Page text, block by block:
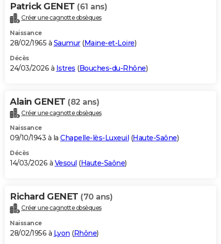
Patrick GENET (61 ans)
Créer une cagnotte obsèques
Naissance
28/02/1965 à Saumur(Maine-et-Loire)
Décès
24/03/2026 à Istres (Bouches-du-Rhône)
Alain GENET (82 ans)
Créer une cagnotte obsèques
Naissance
09/10/1943 à la Chapelle-lès-Luxeuil (Haute-Saône)
Décès
14/03/2026 à Vesoul (Haute-Saône)
Richard GENET (70 ans)
Créer une cagnotte obsèques
Naissance
28/02/1956 à Lyon (Rhône)